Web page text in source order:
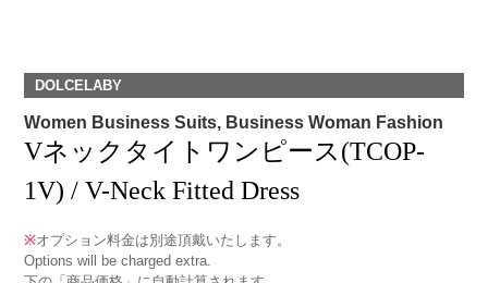
DOLCELABY
Women Business Suits, Business Woman Fashion
Vネックタイトワンピース(TCOP-
1V) / V-Neck Fitted Dress
※オプション料金は別途頂戴いたします。
Options will be charged extra.